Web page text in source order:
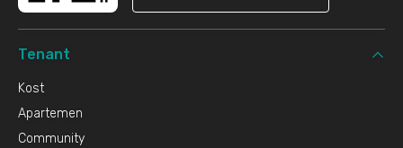
Tenant
Kost
Apartemen
Community